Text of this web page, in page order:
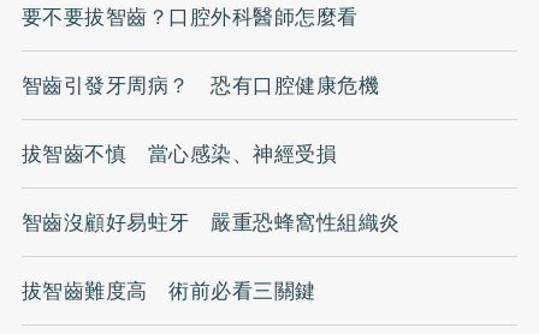
要不要拔智齒？口腔外科醫師怎麼看
智齒引發牙周病？ 恐有口腔健康危機
拔智齒不慎 當心感染、神經受損
智齒沒顧好易蛀牙 嚴重恐蜂窩性組織炎
拔智齒難度高 術前必看三關鍵